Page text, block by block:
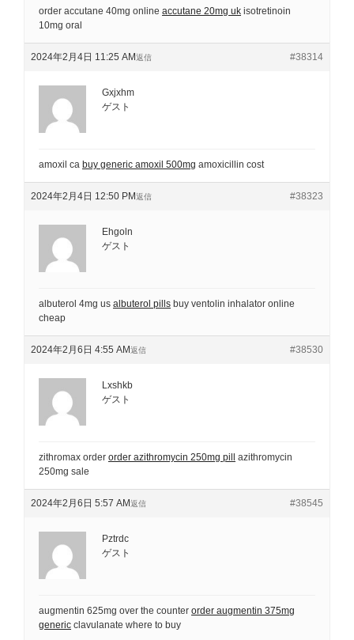
order accutane 40mg online accutane 20mg uk isotretinoin
10mg oral
2024年2月4日 11:25 AM #38314
返信
Gxjxhm
ゲスト
amoxil ca buy generic amoxil 500mg amoxicillin cost
2024年2月4日 12:50 PM #38323
返信
Ehgoln
ゲスト
albuterol 4mg us albuterol pills buy ventolin inhalator online
cheap
2024年2月6日 4:55 AM #38530
返信
Lxshkb
ゲスト
zithromax order order azithromycin 250mg pill azithromycin
250mg sale
2024年2月6日 5:57 AM #38545
返信
Pztrdc
ゲスト
augmentin 625mg over the counter order augmentin 375mg
generic clavulanate where to buy